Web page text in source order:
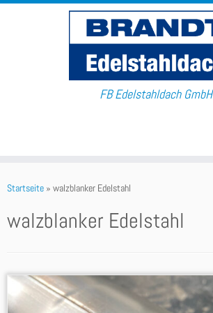
FB Edelstahldach GmbH
Startseite » walzblanker Edelstahl
walzblanker Edelstahl